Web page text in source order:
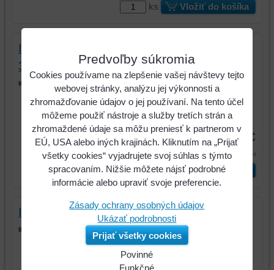
ks Vložiť do košíka
Izolovaný štetec na prach, zahnutý,
37,5mm
Izolovaný štetec na prach, zahnutý,
37,5mm
Kód:117.1647
11,54 €
14,20 € s DPH
ks Vložiť do košíka
Izolovaný štetec na prach, zahnutý, 50mm
Izolovaný štetec na prach, zahnutý,
50mm
117.1648
Predvoľby súkromia
Cookies používame na zlepšenie vašej návštevy tejto
webovej stránky, analýzu jej výkonnosti a
zhromažďovanie údajov o jej používaní. Na tento účel
môžeme použiť nástroje a služby tretích strán a
zhromaždené údaje sa môžu preniesť k partnerom v
EÚ, USA alebo iných krajinách. Kliknutím na „Prijať
všetky cookies“ vyjadrujete svoj súhlas s týmto
spracovaním. Nižšie môžete nájsť podrobné
informácie alebo upraviť svoje preferencie.
Zásady ochrany osobných údajov
Ukázať podrobnosti
Prijať všetky cookies
Povinné
Funkčné